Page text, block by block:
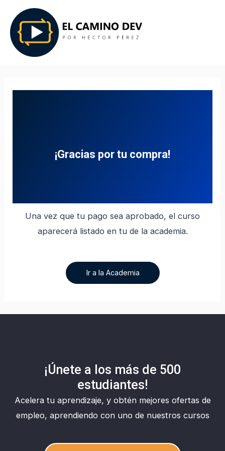
¡Gracias por tu compra!
Una vez que tu pago sea aprobado, el curso
aparecerá listado en tu de la academia.
Ir a la Academia
¡Únete a los más de 500
estudiantes!
Acelera tu aprendizaje, y obtén mejores ofertas de
empleo, aprendiendo con uno de nuestros cursos